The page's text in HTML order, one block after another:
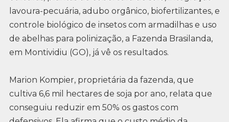
lavoura-pecuária, adubo orgânico, biofertilizantes, e
controle biológico de insetos com armadilhas e uso
de abelhas para polinização, a Fazenda Brasilanda,
em Montividiu (GO), já vê os resultados.
Marion Kompier, proprietária da fazenda, que
cultiva 6,6 mil hectares de soja por ano, relata que
conseguiu reduzir em 50% os gastos com